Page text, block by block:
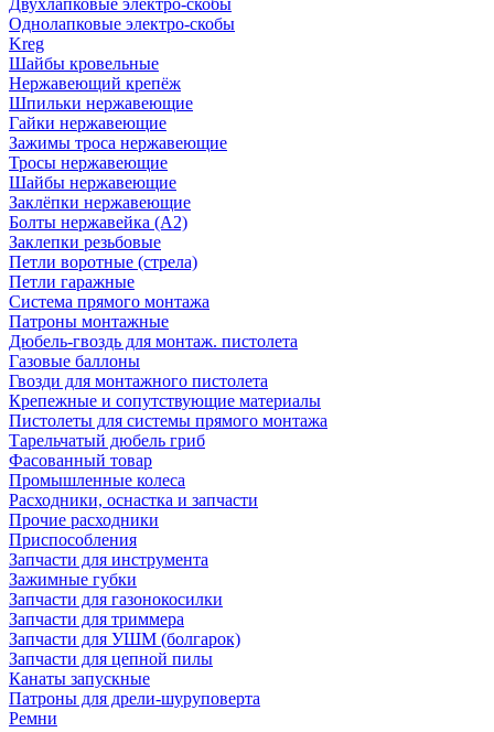
Двухлапковые электро-скобы
Однолапковые электро-скобы
Kreg
Шайбы кровельные
Нержавеющий крепёж
Шпильки нержавеющие
Гайки нержавеющие
Зажимы троса нержавеющие
Тросы нержавеющие
Шайбы нержавеющие
Заклёпки нержавеющие
Болты нержавейка (А2)
Заклепки резьбовые
Петли воротные (стрела)
Петли гаражные
Система прямого монтажа
Патроны монтажные
Дюбель-гвоздь для монтаж. пистолета
Газовые баллоны
Гвозди для монтажного пистолета
Крепежные и сопутствующие материалы
Пистолеты для системы прямого монтажа
Тарельчатый дюбель гриб
Фасованный товар
Промышленные колеса
Расходники, оснастка и запчасти
Прочие расходники
Приспособления
Запчасти для инструмента
Зажимные губки
Запчасти для газонокосилки
Запчасти для триммера
Запчасти для УШМ (болгарок)
Запчасти для цепной пилы
Канаты запускные
Патроны для дрели-шуруповерта
Ремни